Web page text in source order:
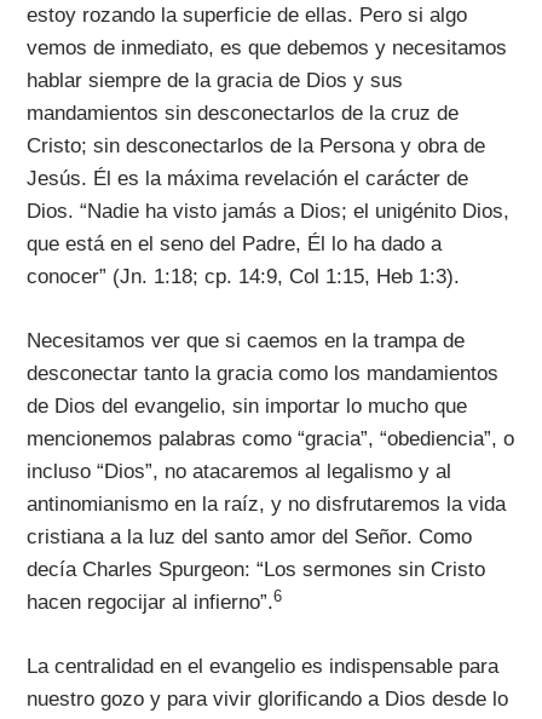
estoy rozando la superficie de ellas. Pero si algo
vemos de inmediato, es que debemos y necesitamos
hablar siempre de la gracia de Dios y sus
mandamientos sin desconectarlos de la cruz de
Cristo; sin desconectarlos de la Persona y obra de
Jesús. Él es la máxima revelación el carácter de
Dios. “Nadie ha visto jamás a Dios; el unigénito Dios,
que está en el seno del Padre, Él lo ha dado a
conocer” (Jn. 1:18; cp. 14:9, Col 1:15, Heb 1:3).
Necesitamos ver que si caemos en la trampa de
desconectar tanto la gracia como los mandamientos
de Dios del evangelio, sin importar lo mucho que
mencionemos palabras como “gracia”, “obediencia”, o
incluso “Dios”, no atacaremos al legalismo y al
antinomianismo en la raíz, y no disfrutaremos la vida
cristiana a la luz del santo amor del Señor. Como
decía Charles Spurgeon: “Los sermones sin Cristo
hacen regocijar al infierno”.6
La centralidad en el evangelio es indispensable para
nuestro gozo y para vivir glorificando a Dios desde lo